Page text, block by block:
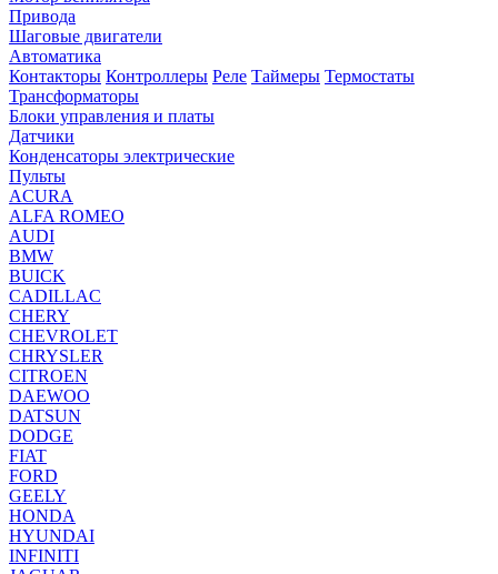
Привода
Шаговые двигатели
Автоматика
Контакторы Контроллеры Реле Таймеры Термостаты
Трансформаторы
Блоки управления и платы
Датчики
Конденсаторы электрические
Пульты
ACURA
ALFA ROMEO
AUDI
BMW
BUICK
CADILLAC
CHERY
CHEVROLET
CHRYSLER
CITROEN
DAEWOO
DATSUN
DODGE
FIAT
FORD
GEELY
HONDA
HYUNDAI
INFINITI